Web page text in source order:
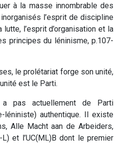
à la masse innombrable des
l’esprit de discipline
l’esprit d’organisation et la
principes du léninisme, p.107-
le prolétariat forge son unité,
est le Parti.
pas actuellement de Parti
léniniste) authentique. Il existe
Alle Macht aan de Arbeiders,
et l’UC(ML)B dont le premier